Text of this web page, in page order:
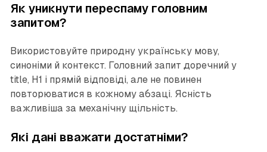
Як уникнути переспаму головним
запитом?
Використовуйте природну українську мову,
синоніми й контекст. Головний запит доречний у
title, H1 і прямій відповіді, але не повинен
повторюватися в кожному абзаці. Ясність
важливіша за механічну щільність.
Які дані вважати достатніми?